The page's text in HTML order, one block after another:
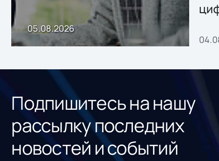
05.08.2026
Подпишитесь на нашу
рассылку последних
новостей и событий